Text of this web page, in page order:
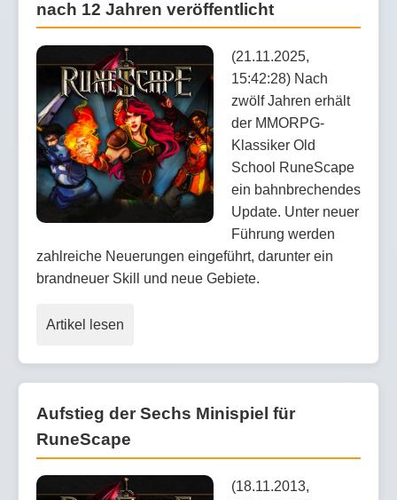
nach 12 Jahren veröffentlicht
(21.11.2025,
15:42:28) Nach
zwölf Jahren erhält
der MMORPG-
Klassiker Old
School RuneScape
ein bahnbrechendes
Update. Unter neuer
Führung werden
zahlreiche Neuerungen eingeführt, darunter ein
brandneuer Skill und neue Gebiete.
Artikel lesen
Aufstieg der Sechs Minispiel für
RuneScape
(18.11.2013,